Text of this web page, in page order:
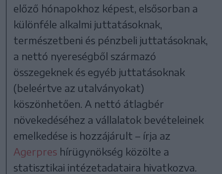
előző hónapokhoz képest, elsősorban a
különféle alkalmi juttatásoknak,
természetbeni és pénzbeli juttatásoknak,
a nettó nyereségből származó
összegeknek és egyéb juttatásoknak
(beleértve az utalványokat)
köszönhetően. A nettó átlagbér
növekedéséhez a vállalatok bevételeinek
emelkedése is hozzájárult – írja az
Agerpres hírügynökség közölte a
statisztikai intézetadataira hivatkozva.